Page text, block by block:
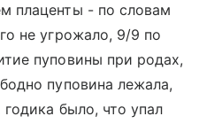
плаценты - по словам
не угрожало, 9/9 по
пуповины при родах,
пуповина лежала,
было, что упал